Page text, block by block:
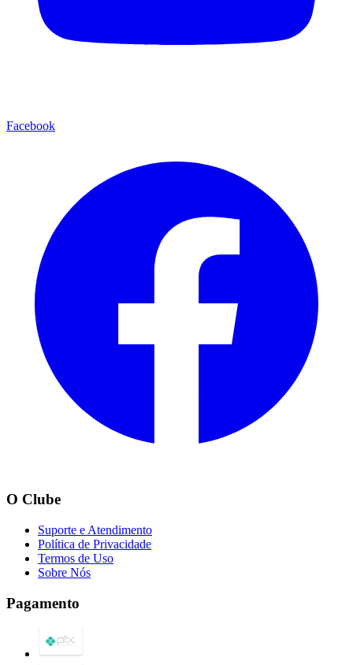
Facebook
O Clube
Suporte e Atendimento
Política de Privacidade
Termos de Uso
Sobre Nós
Pagamento